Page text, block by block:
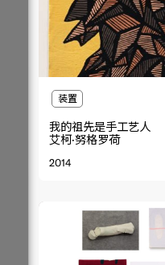
装置
我的祖先是手工艺人
艾柯·努格罗荷
2014